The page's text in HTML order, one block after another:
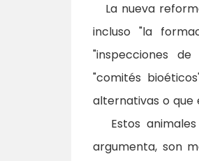
La nueva
incluso "la
"inspecciones
"comités
alternativas o que
Estos animales
argumenta, son